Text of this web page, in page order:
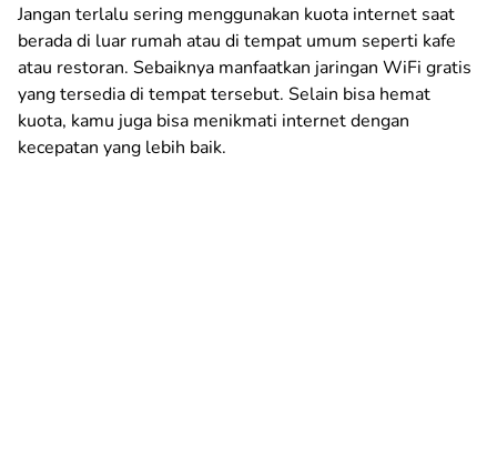
Jangan terlalu sering menggunakan kuota internet saat
berada di luar rumah atau di tempat umum seperti kafe
atau restoran. Sebaiknya manfaatkan jaringan WiFi gratis
yang tersedia di tempat tersebut. Selain bisa hemat
kuota, kamu juga bisa menikmati internet dengan
kecepatan yang lebih baik.